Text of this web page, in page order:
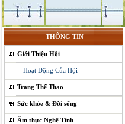
THÔNG TIN
Giới Thiệu Hội
- Hoạt Động Của Hội
Trang Thể Thao
Sức khỏe & Đời sống
Ẩm thực Nghệ Tĩnh